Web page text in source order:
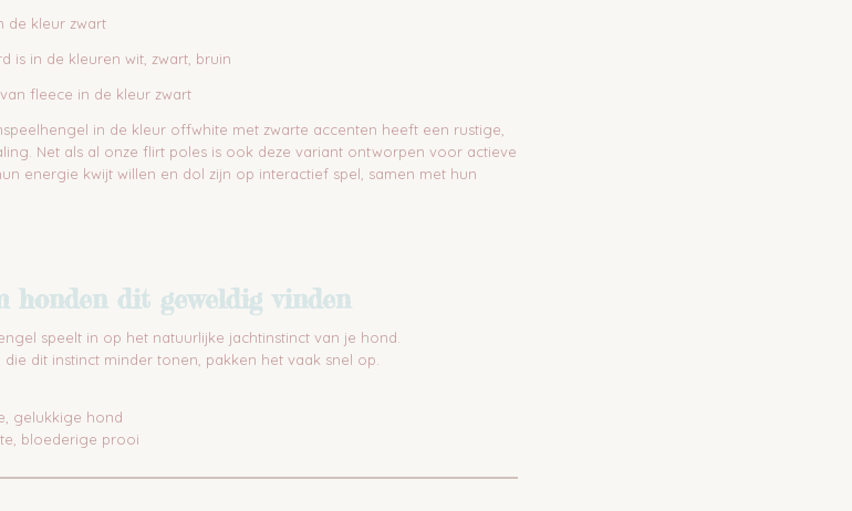
de kleur zwart
is in de kleuren wit, zwart, bruin
fleece in de kleur zwart
in de kleur offwhite met zwarte accenten heeft een rustige,
Net als al onze flirt poles is ook deze variant ontworpen voor actieve
energie kwijt willen en dol zijn op interactief spel, samen met hun
honden dit geweldig vinden
speelt in op het natuurlijke jachtinstinct van je hond.
dit instinct minder tonen, pakken het vaak snel op.
gelukkige hond
bloederige prooi